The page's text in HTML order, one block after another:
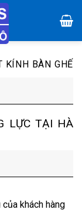
KÍNH BÀN GHẾ
LỰC TẠI HÀ
khách hàng